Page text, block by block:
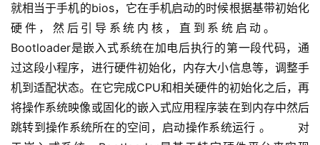
就相当于手机的bios，它在手机启动的时候根据基带初始化
硬件，然后引导系统内核，直到系统启动。
Bootloader是嵌入式系统在加电后执行的第一段代码，通
过这段小程序，进行硬件初始化，内存大小信息等，调整手
机到适配状态。在它完成CPU和相关硬件的初始化之后，再
将操作系统映像或固化的嵌入式应用程序装在到内存中然后
跳转到操作系统所在的空间，启动操作系统运行 。 　　对